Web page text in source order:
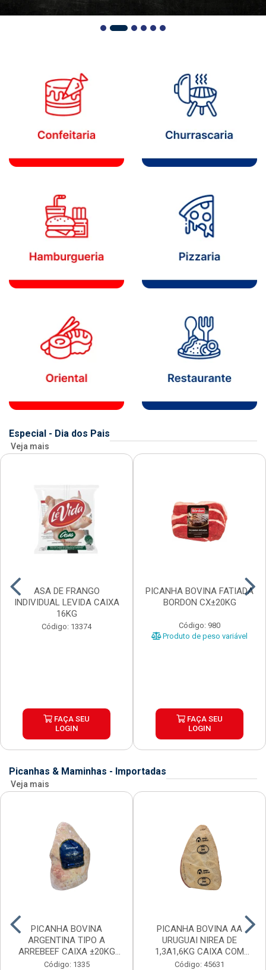
Especial - Dia dos Pais
Veja mais
ASA DE FRANGO
INDIVIDUAL LEVIDA CAIXA
16KG
Código: 13374
FAÇA SEU
LOGIN
PICANHA BOVINA FATIADA
BORDON CX±20KG
Código: 980
Produto de peso variável
FAÇA SEU
LOGIN
Picanhas & Maminhas - Importadas
Veja mais
PICANHA BOVINA
ARGENTINA TIPO A
ARREBEEF CAIXA ±20KG
PEÇAS 1...
Código: 1335
PICANHA BOVINA AA
URUGUAI NIREA DE
1,3A1,6KG CAIXA COM
±15KG
Código: 45631